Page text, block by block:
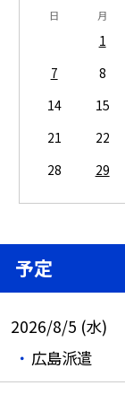
日 月
1
7
8
14
15
21
22
28
29
予定
2026/8/5 (水)
広島派遣